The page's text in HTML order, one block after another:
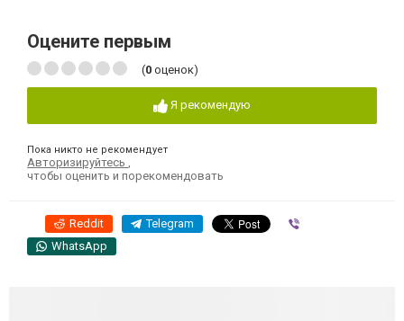
Оцените первым
(0 оценок)
Я рекомендую
Пока никто не рекомендует
Авторизируйтесь
чтобы оценить и порекомендовать
Reddit Telegram
WhatsApp